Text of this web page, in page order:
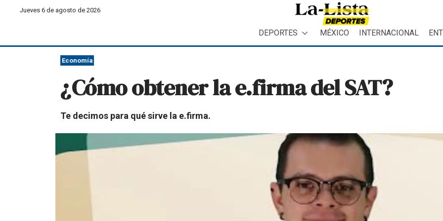
Jueves 6 de agosto de 2026
DEPORTES MÉXICO INTERNACIONAL
Economía
¿Cómo obtener la e.firma del SAT?
Te decimos para qué sirve la e.firma.